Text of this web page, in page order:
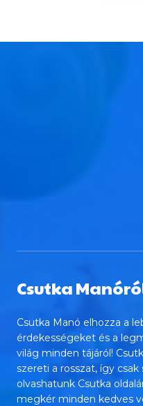
Csutka
Csutka Manó elhozza a
érdekességeket és a
világ minden tájáról!
szereti a rosszat, így
olvashatunk Csutka
megkér minden kedves